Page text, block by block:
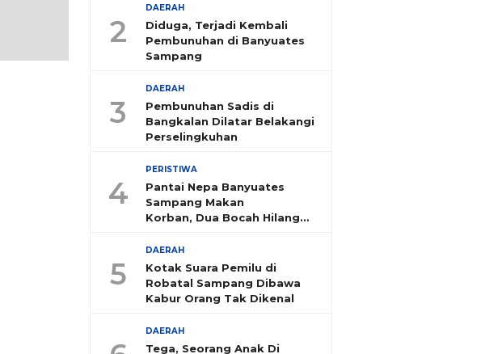
2
DAERAH
Diduga, Terjadi Kembali
Pembunuhan di Banyuates
Sampang
3
DAERAH
Pembunuhan Sadis di
Bangkalan Dilatar Belakangi
Perselingkuhan
4
PERISTIWA
Pantai Nepa Banyuates
Sampang Makan
Korban, Dua Bocah Hilang
5
DAERAH
Kotak Suara Pemilu di
Robatal Sampang Dibawa
Kabur Orang Tak Dikenal
DAERAH
Tega, Seorang Anak Di